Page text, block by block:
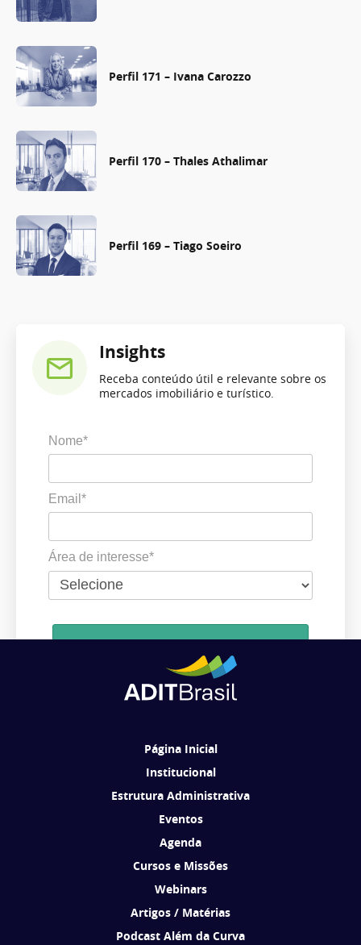
Perfil 171 – Ivana Carozzo
Perfil 170 – Thales Athalimar
Perfil 169 – Tiago Soeiro
Insights
Receba conteúdo útil e relevante sobre os
mercados imobiliário e turístico.
Nome*
Email*
Área de interesse*
Ao se cadastrar, você concorda em receber comunicações da ADIT
Página Inicial
Institucional
Estrutura Administrativa
Eventos
Agenda
Cursos e Missões
Webinars
Artigos / Matérias
Podcast Além da Curva